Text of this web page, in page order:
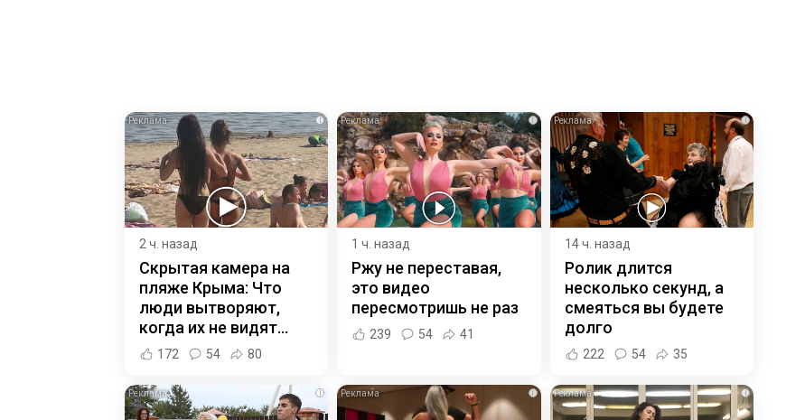
i
2 ч. назад
Скрытая камера на
пляже Крыма: Что
люди вытворяют,
когда их не видят...
172 54 80
i
1 ч. назад
Ржу не переставая,
это видео
пересмотришь не раз
239 54 41
i
14 ч. назад
Ролик длится
несколько секунд, а
смеяться вы будете
долго
222 54 35
i i i